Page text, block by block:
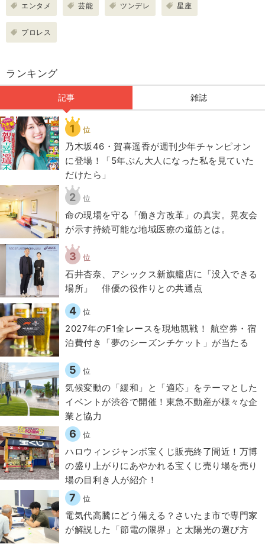
エンタメ 芸能 ツンデレ 星座
プロレス
ランキング
記事 雑誌
1 位
乃木坂46・賀喜遥香が週刊少年チャンピオン
に登場！「5年ぶん大人になった私を見ていた
だけたら」
2 位
​命の現場を守る「働き方改革」の真実。晃友会
が示す持続可能な地域医療の道筋とは。
3 位
石井杏奈、アシックス新旗艦店に「没入できる
場所」 俳優の役作りとの共通点
4 位
2027年のF1全レースを現地観戦！ 航空券・宿
泊費付き「夢のシーズンチケット」が当たる
5 位
気候変動の「緩和」と「適応」をテーマとした
イベントが渋谷で開催！東急不動産が様々な企
業と協力
6 位
ハロウィンジャンボ宝くじ販売終了間近！万博
の盛り上がりにあやかれる宝くじ売り場を売り
場の目利き人が紹介！
7 位
電気代高騰にどう備える？さいたま市で専門家
が解説した「節電の限界」と太陽光の選び方